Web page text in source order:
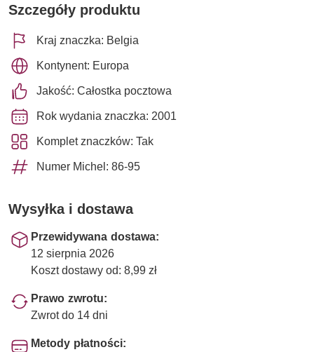
Szczegóły produktu
Kraj znaczka: Belgia
Kontynent: Europa
Jakość: Całostka pocztowa
Rok wydania znaczka: 2001
Komplet znaczków: Tak
Numer Michel: 86-95
Wysyłka i dostawa
Przewidywana dostawa:
12 sierpnia 2026
Koszt dostawy od: 8,99 zł
Prawo zwrotu:
Zwrot do 14 dni
Metody płatności: